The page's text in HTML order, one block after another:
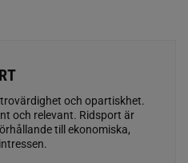
och opartiskhet.
och relevant. Ridsport är
till ekonomiska,